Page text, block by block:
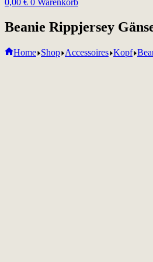
0,00 € 0 Warenkorb
Beanie Rippjersey
Home Shop Accessoires Kopf